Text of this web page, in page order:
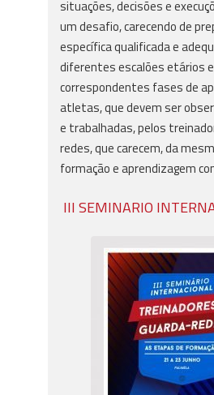
situações, decisões e
um desafio, carecendo de
específica qualificada e
diferentes escalões etários e
correspondentes fases de
atletas, que devem ser
e trabalhadas, pelos
redes, que carecem, da
formação e aprendizagem
III SEMINARIO